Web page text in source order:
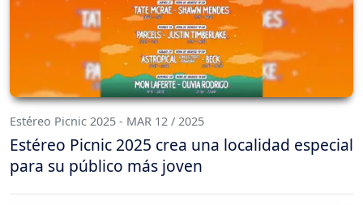
Estéreo Picnic 2025 - MAR 12 / 2025
Estéreo Picnic 2025 crea una localidad especial
para su público más joven